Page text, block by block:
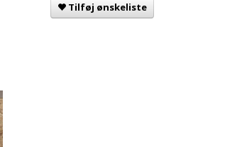
Tilføj ønskeliste